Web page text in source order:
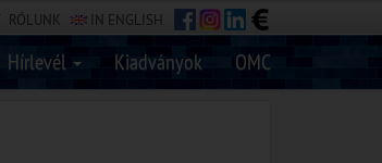
RÓLUNK IN ENGLISH
Hírlevél Kiadványok OMC